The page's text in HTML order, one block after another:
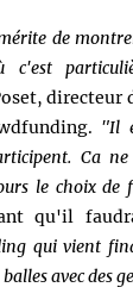
de
c'est
directeur
"Il
Ca
le choix de
qu'il
qui vient
avec des